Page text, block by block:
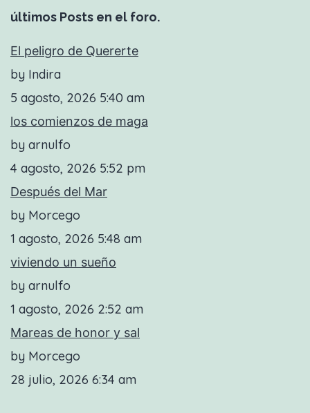
últimos Posts en el foro.
El peligro de Quererte
by Indira
5 agosto, 2026 5:40 am
los comienzos de maga
by arnulfo
4 agosto, 2026 5:52 pm
Después del Mar
by Morcego
1 agosto, 2026 5:48 am
viviendo un sueño
by arnulfo
1 agosto, 2026 2:52 am
Mareas de honor y sal
by Morcego
28 julio, 2026 6:34 am